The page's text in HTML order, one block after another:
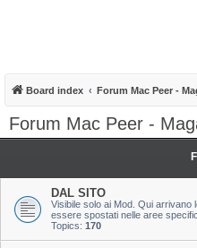
Board index Forum Mac Peer -
Forum Mac Peer -
DAL SITO
Visibile solo ai Mod. Qui arrivano
essere spostati nelle aree
Topics: 170